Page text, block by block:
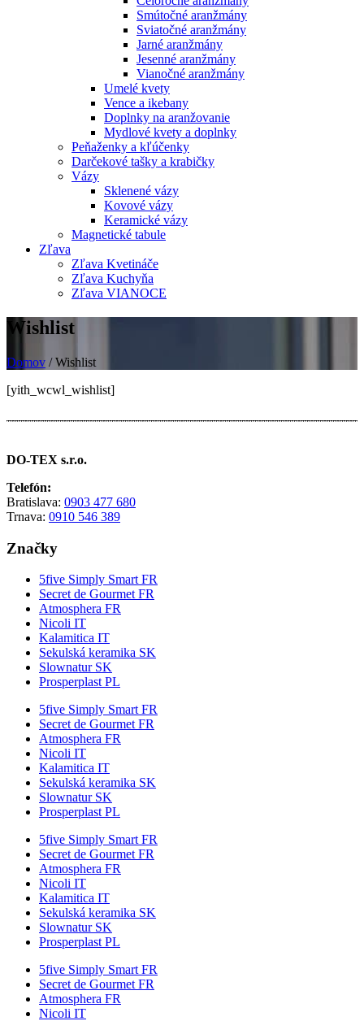
Smútočné aranžmány
Sviatočné aranžmány
Jarné aranžmány
Jesenné aranžmány
Vianočné aranžmány
Umelé kvety
Vence a ikebany
Doplnky na aranžovanie
Mydlové kvety a doplnky
Peňaženky a kľúčenky
Darčekové tašky a krabičky
Vázy
Sklenené vázy
Kovové vázy
Keramické vázy
Magnetické tabule
Zľava
Zľava Kvetináče
Zľava Kuchyňa
Zľava VIANOCE
Wishlist
Domov / Wishlist
[yith_wcwl_wishlist]
DO-TEX s.r.o.
Telefón:
Bratislava: 0903 477 680
Trnava: 0910 546 389
Značky
5five Simply Smart FR
Secret de Gourmet FR
Atmosphera FR
Nicoli IT
Kalamitica IT
Sekulská keramika SK
Slownatur SK
Prosperplast PL
5five Simply Smart FR
Secret de Gourmet FR
Atmosphera FR
Nicoli IT
Kalamitica IT
Sekulská keramika SK
Slownatur SK
Prosperplast PL
5five Simply Smart FR
Secret de Gourmet FR
Atmosphera FR
Nicoli IT
Kalamitica IT
Sekulská keramika SK
Slownatur SK
Prosperplast PL
5five Simply Smart FR
Secret de Gourmet FR
Atmosphera FR
Nicoli IT